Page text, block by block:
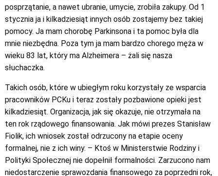
posprzątanie, a nawet ubranie, umycie, zrobiła zakupy. Od 1
stycznia ja i kilkadziesiąt innych osób zostajemy bez takiej
pomocy. Ja mam chorobę Parkinsona i ta pomoc była dla
mnie niezbędna. Poza tym ja mam bardzo chorego męża w
wieku 83 lat, który ma Alzheimera – żali się nasza
słuchaczka.
Takich osób, które w ubiegłym roku korzystały ze wsparcia
pracowników PCKu i teraz zostały pozbawione opieki jest
kilkadziesiąt. Organizacja, jak się okazuje, nie otrzymała na
ten rok rządowego finansowania. Jak mówi prezes Stanisław
Fiolik, ich wniosek został odrzucony na etapie oceny
formalnej, nie z ich winy. – Ktoś w Ministerstwie Rodziny i
Polityki Społecznej nie dopełnił formalności. Zarzucono nam
niedostarczenie sprawozdania finansowego za poprzedni rok,